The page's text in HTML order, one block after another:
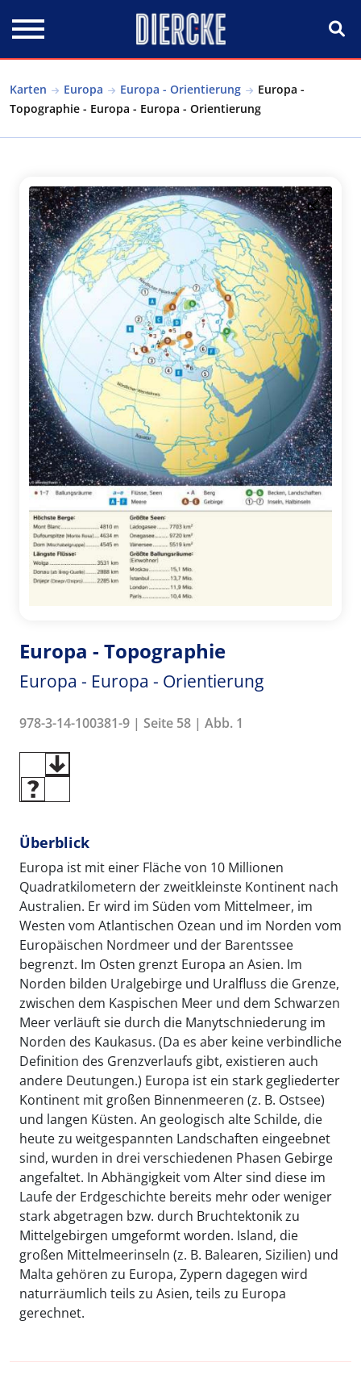
Karten Europa Europa - Orientierung
Europa -
Topographie - Europa - Europa - Orientierung
Europa - Topographie
Europa - Europa - Orientierung
978-3-14-100381-9 | Seite 58 | Abb. 1
Überblick
Europa ist mit einer Fläche von 10 Millionen
Quadratkilometern der zweitkleinste Kontinent nach
Australien. Er wird im Süden vom Mittelmeer, im
Westen vom Atlantischen Ozean und im Norden vom
Europäischen Nordmeer und der Barentssee
begrenzt. Im Osten grenzt Europa an Asien. Im
Norden bilden Uralgebirge und Uralfluss die Grenze,
zwischen dem Kaspischen Meer und dem Schwarzen
Meer verläuft sie durch die Manytschniederung im
Norden des Kaukasus. (Da es aber keine verbindliche
Definition des Grenzverlaufs gibt, existieren auch
andere Deutungen.) Europa ist ein stark gegliederter
Kontinent mit großen Binnenmeeren (z. B. Ostsee)
und langen Küsten. An geologisch alte Schilde, die
heute zu weitgespannten Landschaften eingeebnet
sind, wurden in drei verschiedenen Phasen Gebirge
angefaltet. In Abhängigkeit vom Alter sind diese im
Laufe der Erdgeschichte bereits mehr oder weniger
stark abgetragen bzw. durch Bruchtektonik zu
Mittelgebirgen umgeformt worden. Island, die
großen Mittelmeerinseln (z. B. Balearen, Sizilien) und
Malta gehören zu Europa, Zypern dagegen wird
naturräumlich teils zu Asien, teils zu Europa
gerechnet.